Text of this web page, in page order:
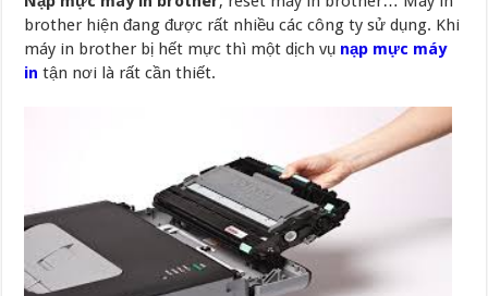
brother hiện đang được rất nhiều các công ty sử dụng. Khi
máy in brother bị hết mực thì một dịch vụ nạp mực máy
intận nơi là rất cần thiết.